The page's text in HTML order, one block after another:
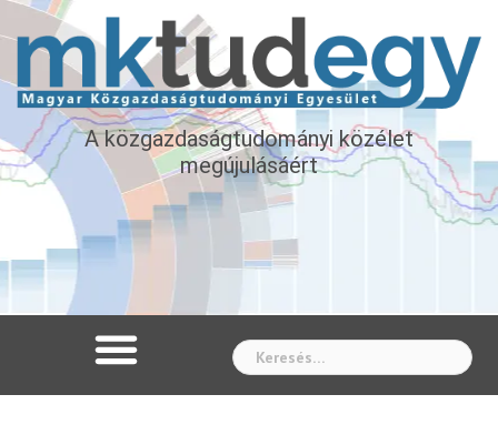
A közgazdaságtudományi közélet
megújulásáért